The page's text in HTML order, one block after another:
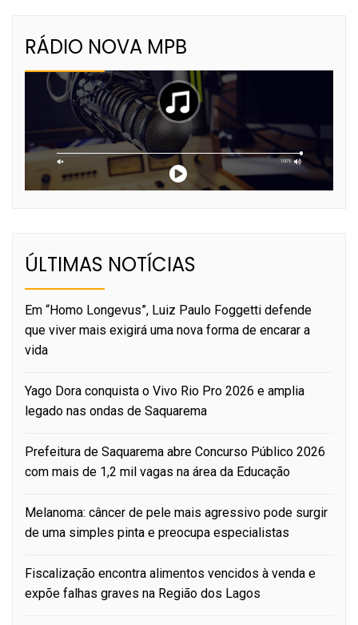
RÁDIO NOVA MPB
ÚLTIMAS NOTÍCIAS
Em “Homo Longevus”, Luiz Paulo Foggetti defende
que viver mais exigirá uma nova forma de encarar a
vida
Yago Dora conquista o Vivo Rio Pro 2026 e amplia
legado nas ondas de Saquarema
Prefeitura de Saquarema abre Concurso Público 2026
com mais de 1,2 mil vagas na área da Educação
Melanoma: câncer de pele mais agressivo pode surgir
de uma simples pinta e preocupa especialistas
Fiscalização encontra alimentos vencidos à venda e
expõe falhas graves na Região dos Lagos